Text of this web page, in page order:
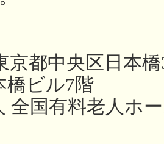
京都中央区日本
橋ビル7階
全国有料老人ホ